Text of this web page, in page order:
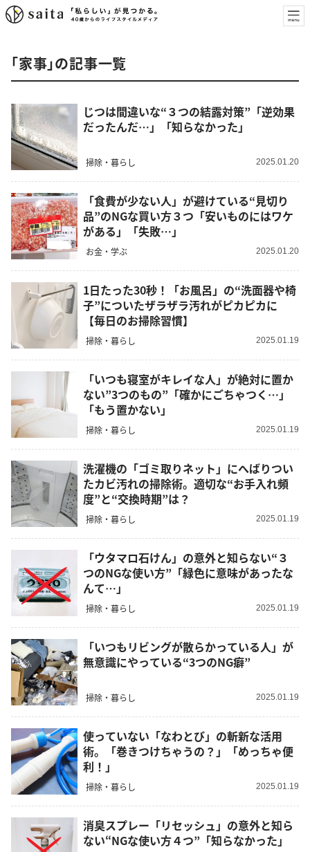
「家事」の記事一覧
じつは間違いな“３つの結露対策”「逆効果
だったんだ…」「知らなかった」
掃除・暮らし 2025.01.20
「食費が少ない人」が避けている“見切り
品”のNGな買い方３つ「安いものにはワケ
がある」「失敗…」
お金・学ぶ 2025.01.20
1日たった30秒！「お風呂」の“洗面器や椅
子”についたザラザラ汚れがピカピカに
【毎日のお掃除習慣】
掃除・暮らし 2025.01.19
「いつも寝室がキレイな人」が絶対に置か
ない”3つのもの”「確かにごちゃつく…」
「もう置かない」
掃除・暮らし 2025.01.19
洗濯機の「ゴミ取りネット」にへばりつい
たカビ汚れの掃除術。適切な“お手入れ頻
度”と“交換時期”は？
掃除・暮らし 2025.01.19
「ウタマロ石けん」の意外と知らない“３
つのNGな使い方”「緑色に意味があったな
んて…」
掃除・暮らし 2025.01.19
「いつもリビングが散らかっている人」が
無意識にやっている“3つのNG癖”
掃除・暮らし 2025.01.19
使っていない「なわとび」の斬新な活用
術。「巻きつけちゃうの？」「めっちゃ便
利！」
掃除・暮らし 2025.01.19
消臭スプレー「リセッシュ」の意外と知ら
ない“NGな使い方４つ”「知らなかった」